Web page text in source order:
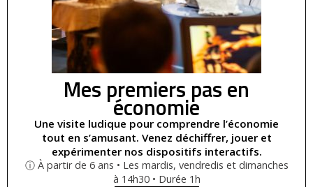
Mes premiers pas en
économie
Une visite ludique pour comprendre l’économie
tout en s’amusant. Venez déchiffrer, jouer et
expérimenter nos dispositifs interactifs.
ⓘ À partir de 6 ans • Les mardis, vendredis et dimanches
à 14h30 • Durée 1h